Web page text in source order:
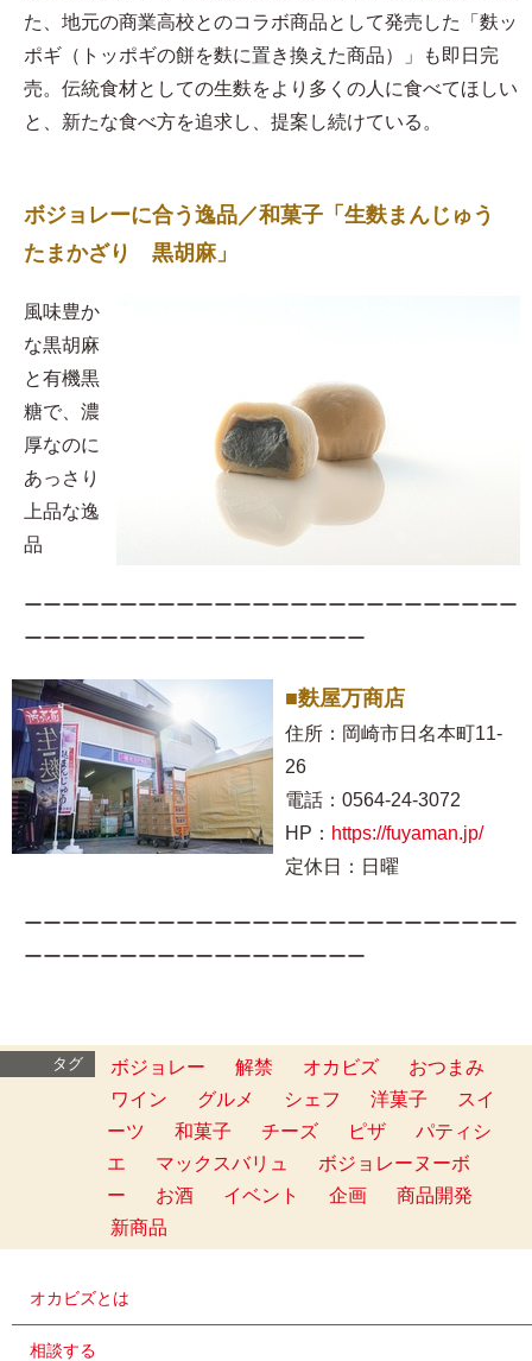
た、地元の商業高校とのコラボ商品として発売した「麩ッ
ポギ（トッポギの餅を麩に置き換えた商品）」も即日完
売。伝統食材としての生麩をより多くの人に食べてほしい
と、新たな食べ方を追求し、提案し続けている。
ボジョレーに合う逸品／和菓子「生麩まんじゅう
たまかざり 黒胡麻」
風味豊か
な黒胡麻
と有機黒
糖で、濃
厚なのに
あっさり
上品な逸
品
ーーーーーーーーーーーーーーーーーーーーーーーーーー
ーーーーーーーーーーーーーーーーーー
■麩屋万商店
住所：岡崎市日名本町11-
26
電話：0564-24-3072
HP： https://fuyaman.jp/
定休日：日曜
ーーーーーーーーーーーーーーーーーーーーーーーーーー
ーーーーーーーーーーーーーーーーーー
タグ ボジョレー 解禁 オカビズ
おつまみ
ワイン
グルメ シェフ 洋菓子
スイ
ーツ
和菓子 チーズ ピザ
パティシ
エ
マックスバリュ
ボジョレーヌーボ
ー
お酒 イベント 企画
商品開発
新商品
オカビズとは
相談する